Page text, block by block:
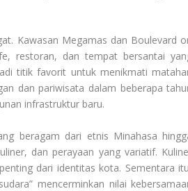
Kawasan Megamas dan Boulevard
restoran, dan tempat bersantai
titik favorit untuk menikmati
dan pariwisata dalam beberapa
infrastruktur baru.
beragam dari etnis Minahasa
dan perayaan yang variatif.
dari identitas kota. Sementara
mencerminkan nilai